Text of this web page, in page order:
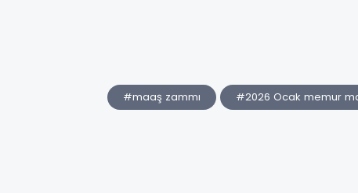
#maaş zammı #2026 Ocak memur